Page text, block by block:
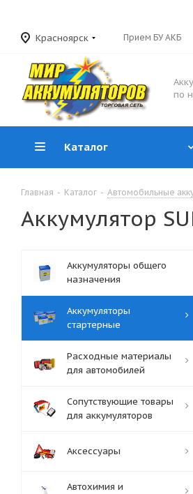
Красноярск Прием БУ АКБ
по
Каталог
Главная - Каталог - Автомобильные
Аккумулятор
Аккумуляторы общего
назначения
Аккумуляторы
стартерные
Расходные материалы
для автомобилей
Сопутствующие товары
для аккумуляторов
Аксессуары
Автохимия и